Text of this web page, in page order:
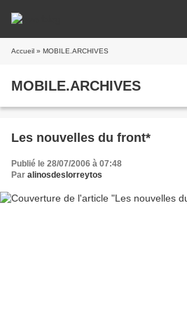
Accueil » MOBILE.ARCHIVES
MOBILE.ARCHIVES
Les nouvelles du front*
Publié le 28/07/2006 à 07:48
Par alinosdeslorreytos